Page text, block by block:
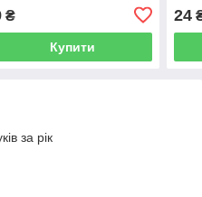
₴
Купити
24
за рік